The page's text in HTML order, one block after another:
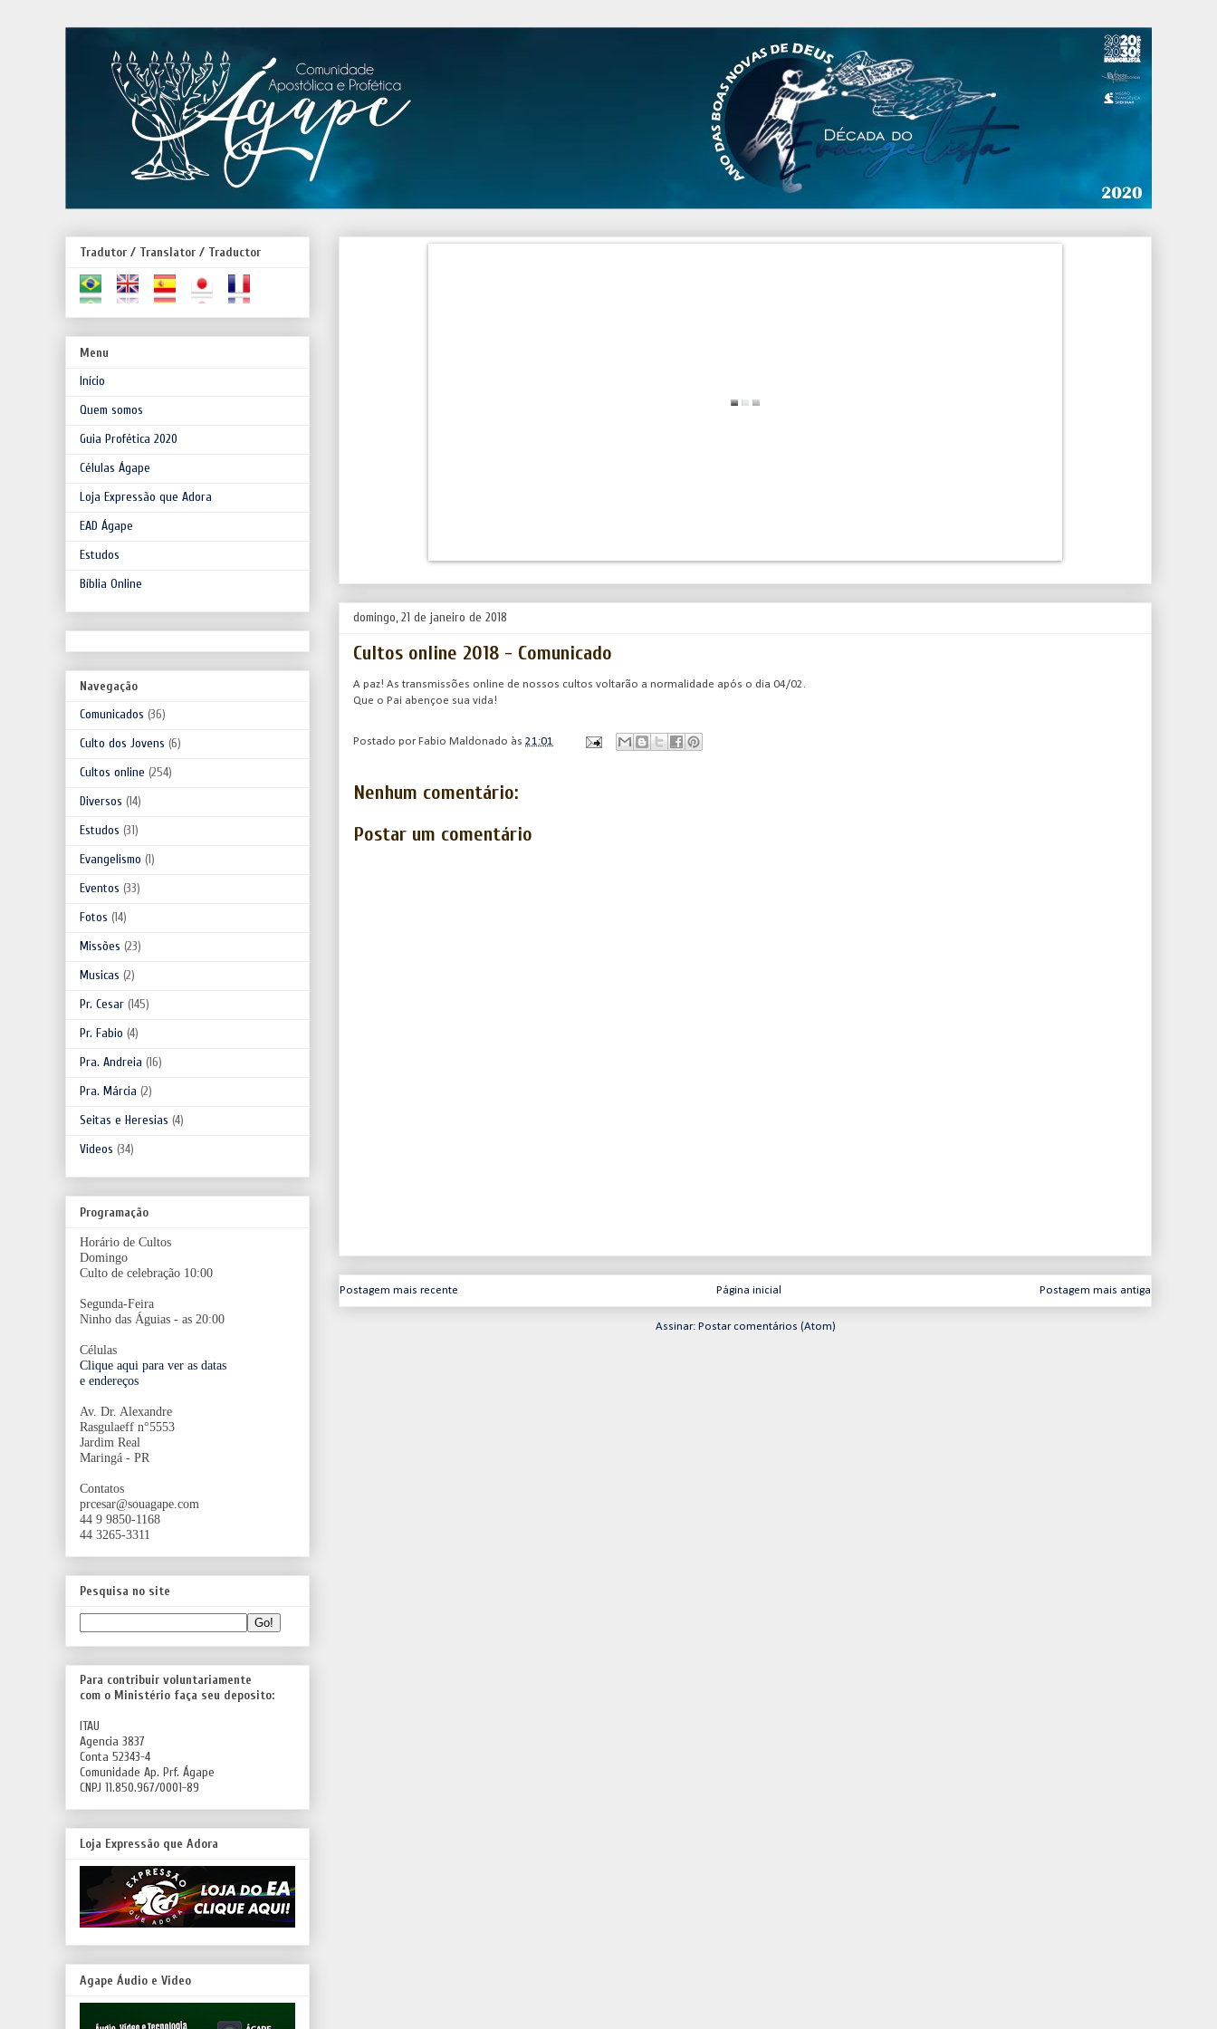
domingo, 21 de janeiro de 2018
Cultos online 2018 - Comunicado
A paz! As transmissões online de nossos cultos voltarão a normalidade após o dia 04/02.
Que o Pai abençoe sua vida!
Postado por Fabio Maldonado às 21:01
Nenhum comentário:
Postar um comentário
Postagem mais recente Postagem mais antiga
Página inicial
Assinar: Postar comentários (Atom)
Tradutor / Translator / Traductor
Menu
Início
Quem somos
Guia Profética 2020
Células Ágape
Loja Expressão que Adora
EAD Ágape
Estudos
Bíblia Online
Navegação
Comunicados (36)
Culto dos Jovens (6)
Cultos online (254)
Diversos (14)
Estudos (31)
Evangelismo (1)
Eventos (33)
Fotos (14)
Missões (23)
Musicas (2)
Pr. Cesar (145)
Pr. Fabio (4)
Pra. Andreia (16)
Pra. Márcia (2)
Seitas e Heresias (4)
Videos (34)
Programação
Horário de Cultos
Domingo
Culto de celebração 10:00
Segunda-Feira
Ninho das Águias - as 20:00
Células
Clique aqui para ver as datas
e endereços
Av. Dr. Alexandre
Rasgulaeff n°5553
Jardim Real
Maringá - PR
Contatos
prcesar@souagape.com
44 9 9850-1168
44 3265-3311
Pesquisa no site
Para contribuir voluntariamente
com o Ministério faça seu deposito:
ITAU
Agencia 3837
Conta 52343-4
Comunidade Ap. Prf. Ágape
CNPJ 11.850.967/0001-89
Loja Expressão que Adora
Agape Áudio e Video